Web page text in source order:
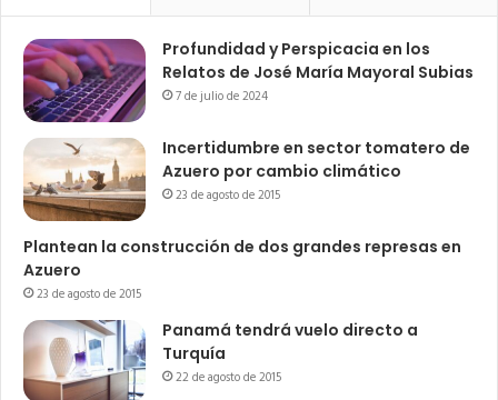
Profundidad y Perspicacia en los
Relatos de José María Mayoral Subias
7 de julio de 2024
Incertidumbre en sector tomatero de
Azuero por cambio climático
23 de agosto de 2015
Plantean la construcción de dos grandes represas en
Azuero
23 de agosto de 2015
Panamá tendrá vuelo directo a
Turquía
22 de agosto de 2015